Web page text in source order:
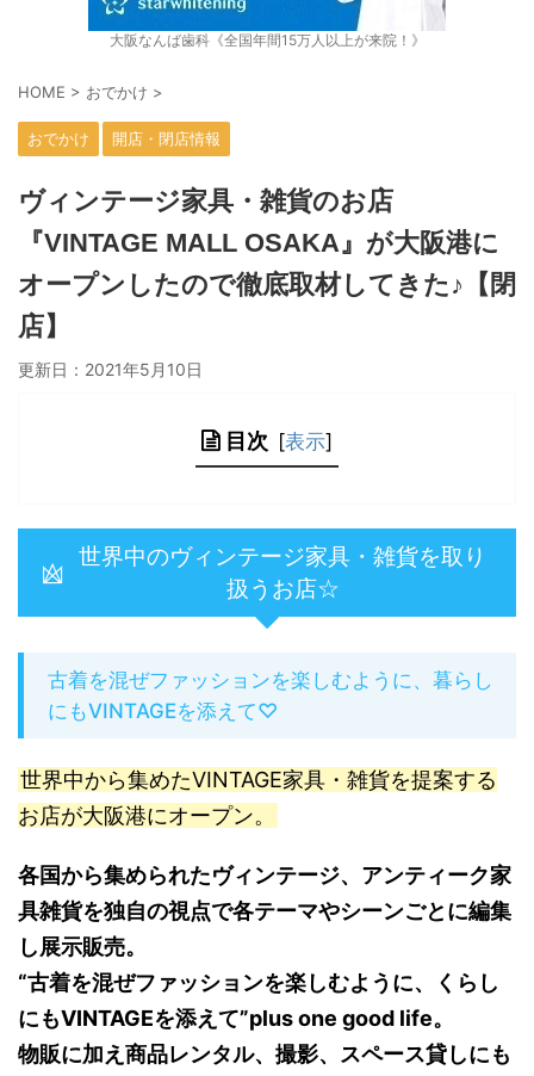
大阪なんば歯科《全国年間15万人以上が来院！》
HOME > おでかけ >
おでかけ 開店・閉店情報
ヴィンテージ家具・雑貨のお店
『VINTAGE MALL OSAKA』が大阪港に
オープンしたので徹底取材してきた♪【閉
店】
更新日： 2021年5月10日
目次 [表示]
世界中のヴィンテージ家具・雑貨を取り
扱うお店☆
古着を混ぜファッションを楽しむように、暮らし
にもVINTAGEを添えて♡
世界中から集めたVINTAGE家具・雑貨を提案する
お店が大阪港にオープン。
各国から集められたヴィンテージ、アンティーク家
具雑貨を独自の視点で各テーマやシーンごとに編集
し展示販売。
“古着を混ぜファッションを楽しむように、くらし
にもVINTAGEを添えて”plus one good life。
物販に加え商品レンタル、撮影、スペース貸しにも